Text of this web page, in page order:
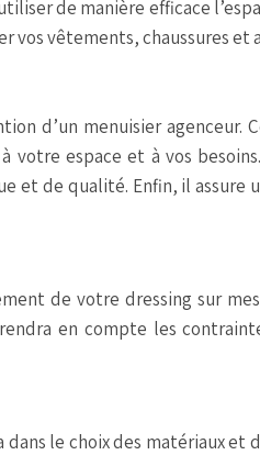
de manière efficace
vos vêtements, chaussures
d’un menuisier
votre espace et à vos
de qualité. Enfin, il
de votre dressing sur
en compte les
le choix des matériaux